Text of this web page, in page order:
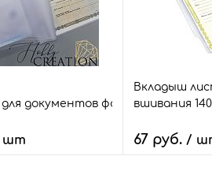
для документов формат А4 на 4
шт
Вкладыш
вшивания
67 руб. /